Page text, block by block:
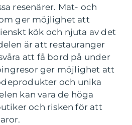
resenärer. Mat- och
ger möjlighet att
kök och njuta av det
är att restauranger
att få bord på under
ger möjlighet att
och unika
kan vara de höga
och risken för att